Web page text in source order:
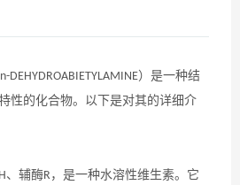
DEHYDROABIETYLAMINE）是一种结
性的化合物。以下是对其的详细介
H、辅酶R ，是一种水溶性维生素。它